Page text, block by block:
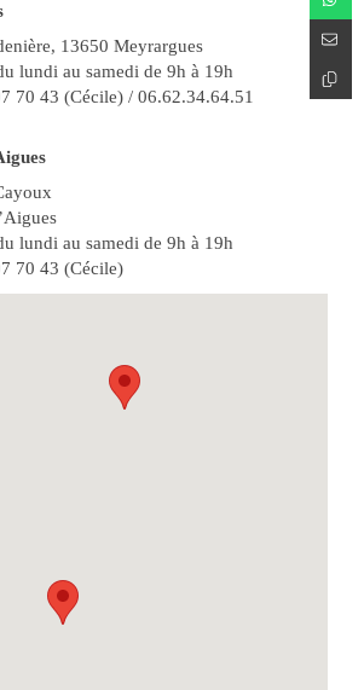
13650 Meyrargues
lundi au samedi de 9h à 19h
70 43 (Cécile) / 06.62.34.64.51
lundi au samedi de 9h à 19h
70 43 (Cécile)